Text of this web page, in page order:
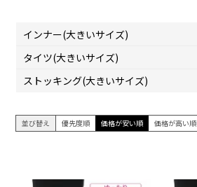
インナー(大きいサイズ)
タイツ(大きいサイズ)
ストッキング(大きいサイズ)
並び替え 優先度順 価格が安い順 価格が高い順